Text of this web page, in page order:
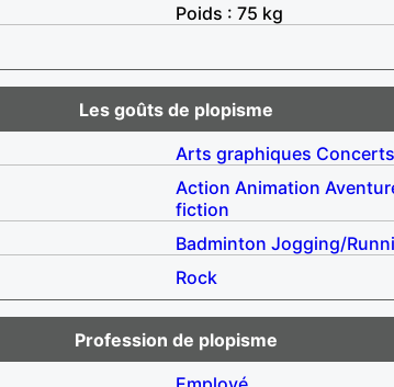
Poids : 75 kg
Les goûts de plopisme
Arts graphiques Concerts
Action Animation
fiction
Badminton Jogging/
Rock
Profession de plopisme